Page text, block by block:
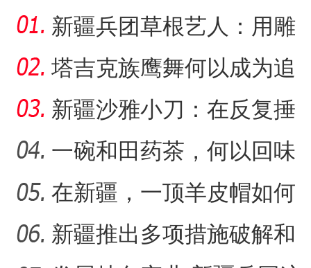
“阿克苏是个好地方·四季
新疆兵团草根艺人：用雕
塑述说“兵团故事”雕刻别
塔吉克族鹰舞何以成为追
求美好生活的展现？
新疆沙雅小刀：在反复捶
打中实现匠心传承
一碗和田药茶，何以回味
悠长？
在新疆，一顶羊皮帽如何
展现独特制作魅力？
新疆推出多项措施破解和